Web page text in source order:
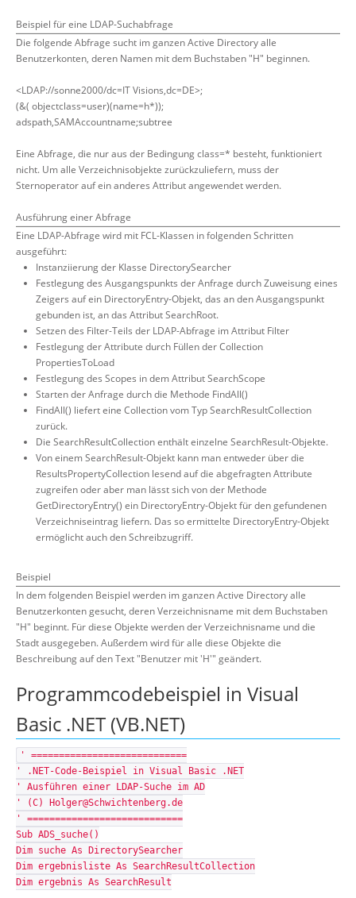
Beispiel für eine LDAP-Suchabfrage
Die folgende Abfrage sucht im ganzen Active Directory alle
Benutzerkonten, deren Namen mit dem Buchstaben "H" beginnen.
<LDAP://sonne2000/dc=IT Visions,dc=DE>;
(&( objectclass=user)(name=h*));
adspath,SAMAccountname;subtree
Eine Abfrage, die nur aus der Bedingung class=* besteht, funktioniert
nicht. Um alle Verzeichnisobjekte zurückzuliefern, muss der
Sternoperator auf ein anderes Attribut angewendet werden.
Ausführung einer Abfrage
Eine LDAP-Abfrage wird mit FCL-Klassen in folgenden Schritten
ausgeführt:
Instanziierung der Klasse DirectorySearcher
Festlegung des Ausgangspunkts der Anfrage durch Zuweisung eines
Zeigers auf ein DirectoryEntry-Objekt, das an den Ausgangspunkt
gebunden ist, an das Attribut SearchRoot.
Setzen des Filter-Teils der LDAP-Abfrage im Attribut Filter
Festlegung der Attribute durch Füllen der Collection
PropertiesToLoad
Festlegung des Scopes in dem Attribut SearchScope
Starten der Anfrage durch die Methode FindAll()
FindAll() liefert eine Collection vom Typ SearchResultCollection
zurück.
Die SearchResultCollection enthält einzelne SearchResult-Objekte.
Von einem SearchResult-Objekt kann man entweder über die
ResultsPropertyCollection lesend auf die abgefragten Attribute
zugreifen oder aber man lässt sich von der Methode
GetDirectoryEntry() ein DirectoryEntry-Objekt für den gefundenen
Verzeichniseintrag liefern. Das so ermittelte DirectoryEntry-Objekt
ermöglicht auch den Schreibzugriff.
Beispiel
In dem folgenden Beispiel werden im ganzen Active Directory alle
Benutzerkonten gesucht, deren Verzeichnisname mit dem Buchstaben
"H" beginnt. Für diese Objekte werden der Verzeichnisname und die
Stadt ausgegeben. Außerdem wird für alle diese Objekte die
Beschreibung auf den Text "Benutzer mit 'H'" geändert.
Programmcodebeispiel in Visual
Basic .NET (VB.NET)
' ============================
' .NET-Code-Beispiel in Visual Basic .NET
' Ausführen einer LDAP-Suche im AD
' (C) Holger@Schwichtenberg.de
' ============================
Sub ADS_suche()
Dim suche As DirectorySearcher
Dim ergebnisliste As SearchResultCollection
Dim ergebnis As SearchResult